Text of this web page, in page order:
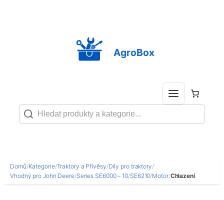
AgroBox
Domů/Kategorie/Traktory a Přívěsy/Díly pro traktory/
Vhodný pro John Deere/Series SE6000 – 10/SE6210/Motor/Chlazení